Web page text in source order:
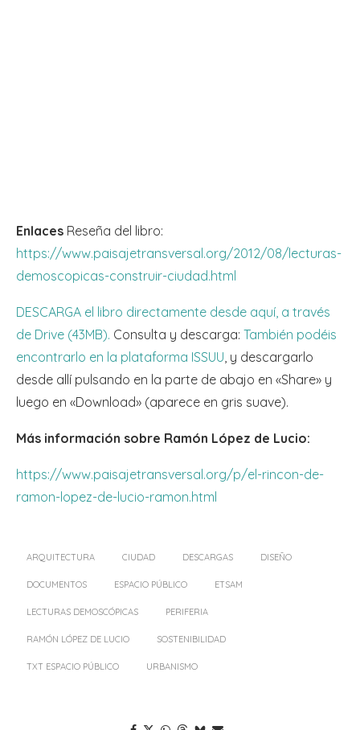
Enlaces Reseña del libro:
https://www.paisajetransversal.org/2012/08/lecturas-
demoscopicas-construir-ciudad.html
DESCARGA el libro directamente desde aquí, a través
de Drive (43MB). Consulta y descarga: También podéis
encontrarlo en la plataforma ISSUU, y descargarlo
desde allí pulsando en la parte de abajo en «Share» y
luego en «Download» (aparece en gris suave).
Más información sobre Ramón López de Lucio:
https://www.paisajetransversal.org/p/el-rincon-de-
ramon-lopez-de-lucio-ramon.html
ARQUITECTURA CIUDAD DESCARGAS DISEÑO
DOCUMENTOS ESPACIO PÚBLICO ETSAM
LECTURAS DEMOSCÓPICAS PERIFERIA
RAMÓN LÓPEZ DE LUCIO SOSTENIBILIDAD
TXT ESPACIO PÚBLICO URBANISMO